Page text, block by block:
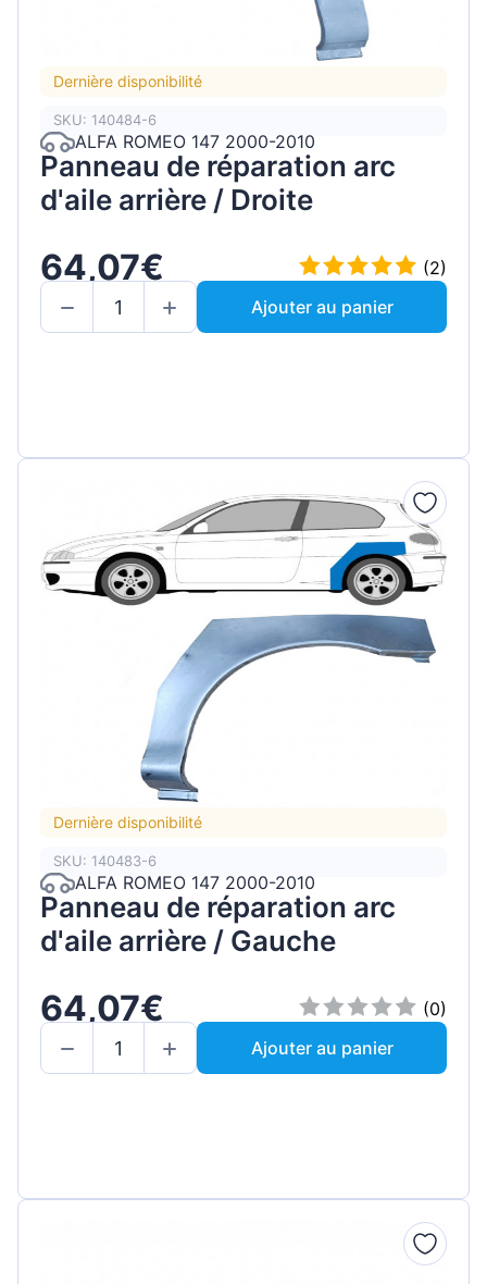
Dernière disponibilité
SKU: 140484-6
ALFA ROMEO 147 2000-2010
Panneau de réparation arc
d'aile arrière / Droite
64,07€
(2)
Ajouter au panier
Dernière disponibilité
SKU: 140483-6
ALFA ROMEO 147 2000-2010
Panneau de réparation arc
d'aile arrière / Gauche
64,07€
(0)
Ajouter au panier